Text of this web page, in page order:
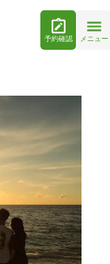
予約確認 メニュー